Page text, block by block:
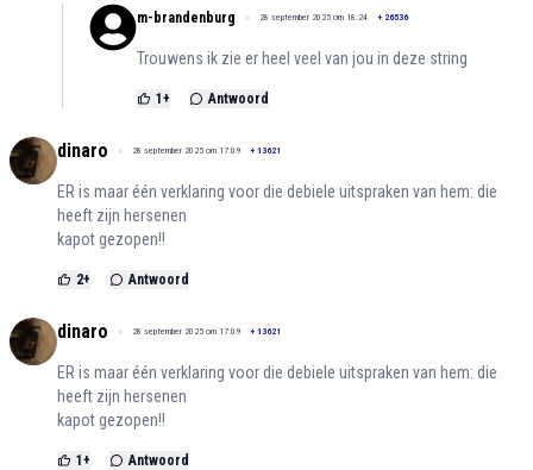
m-brandenburg 28 september 2025 om 18:24 + 26536
Trouwens ik zie er heel veel van jou in deze string
1+ Antwoord
dinaro 28 september 2025 om 17:09 + 13621
ER is maar één verklaring voor die debiele uitspraken van hem: die
heeft zijn hersenen
kapot gezopen!!
2+ Antwoord
dinaro 28 september 2025 om 17:09 + 13621
ER is maar één verklaring voor die debiele uitspraken van hem: die
heeft zijn hersenen
kapot gezopen!!
1+ Antwoord